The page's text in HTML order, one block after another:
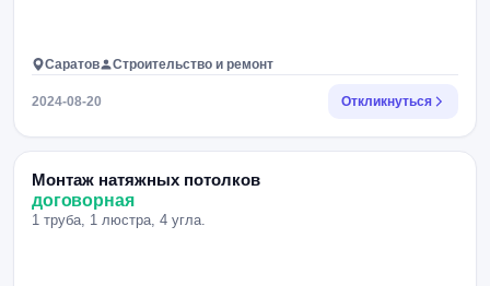
Саратов Строительство и ремонт
2024-08-20 Откликнуться
Монтаж натяжных потолков
договорная
1 труба, 1 люстра, 4 угла.